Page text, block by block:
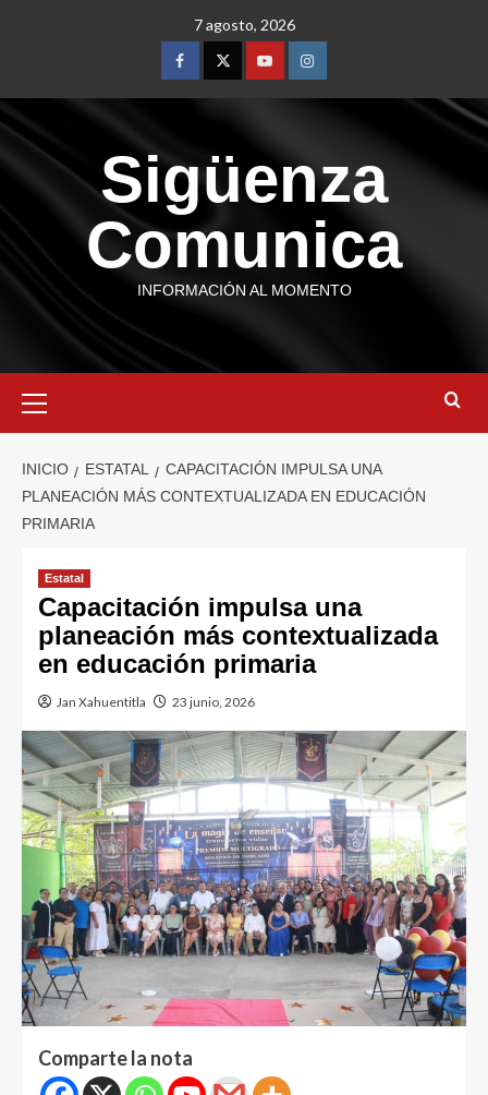
7 agosto, 2026
Sigüenza
Comunica
INFORMACIÓN AL MOMENTO
INICIO ESTATAL
CAPACITACIÓN IMPULSA UNA
PLANEACIÓN MÁS CONTEXTUALIZADA EN EDUCACIÓN
PRIMARIA
Estatal
Capacitación impulsa una
planeación más contextualizada
en educación primaria
Jan Xahuentitla 23 junio, 2026
Comparte la nota